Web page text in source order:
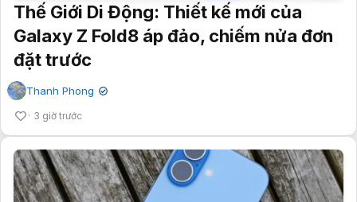
Thế Giới Di Động: Thiết kế mới của
Galaxy Z Fold8 áp đảo, chiếm nửa đơn
đặt trước
Thanh Phong ✔
3 giờ trước